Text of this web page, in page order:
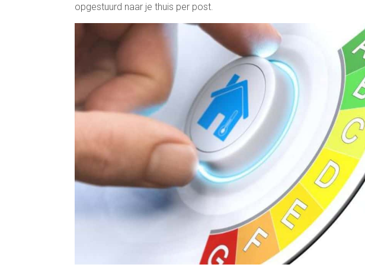
opgestuurd naar je thuis per post.